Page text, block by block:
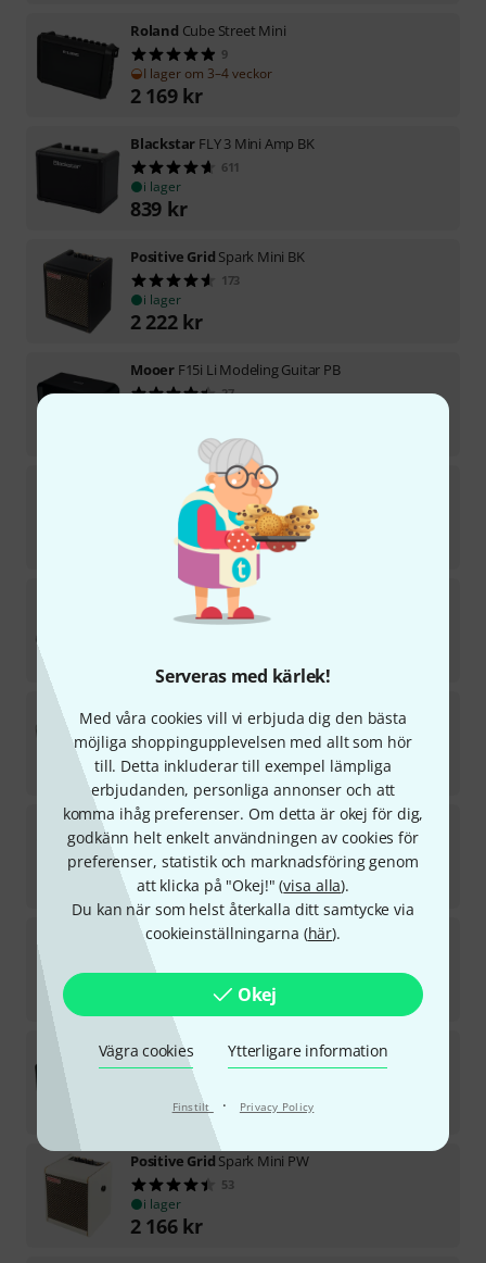
Serveras med kärlek!
Med våra cookies vill vi erbjuda dig den bästa
möjliga shoppingupplevelsen med allt som hör
till. Detta inkluderar till exempel lämpliga
erbjudanden, personliga annonser och att
komma ihåg preferenser. Om detta är okej för dig,
godkänn helt enkelt användningen av cookies för
preferenser, statistik och marknadsföring genom
att klicka på "Okej!" (visa alla).
Du kan när som helst återkalla ditt samtycke via
cookieinställningarna (här).
Okej
Vägra cookies Ytterligare information
Finstilt · Privacy Policy
Roland Cube Street Mini
9
I lager om 3–4 veckor
2 169 kr
Blackstar FLY 3 Mini Amp BK
611
i lager
839 kr
Positive Grid Spark Mini BK
173
i lager
2 222 kr
Mooer F15i Li Modeling Guitar PB
27
kr
F40i Li Model.Guitar Combo SW
8
i lager
2 799kr
Jam Buddy II Silver
6
Yamaha THR30IIW Cream
165
i lager
5 333 kr
MooerF15i Li Modeling Guitar SW
21
i lager
1 777 kr
Positive GridSpark 2 BK w/Battery Bundle
i lager
Mooer F40i Li Model. Guitar Combo IG
2 777kr
Positive Grid Spark Mini PW
53
i lager
2 166 kr